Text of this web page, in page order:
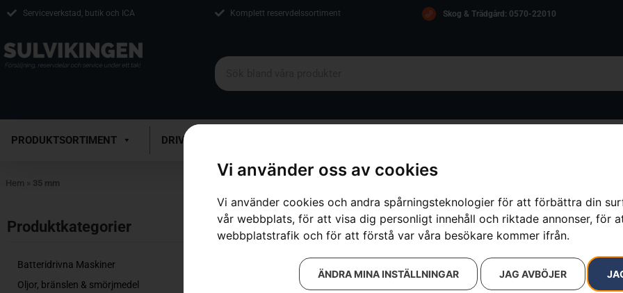
Vi använder oss av cookies
Vi använder cookies och andra spårningsteknologier för att förbättra din
vår webbplats, för att visa dig personligt innehåll och riktade annonser, för
webbplatstrafik och för att förstå var våra besökare kommer ifrån.
JAG AVBÖJER
ÄNDRA MINA INSTÄLLNINGAR
Serviceverkstad, butik och ICA Komplett reservdelssortiment Skog & Trädgård: 0570-22010
PRODUKTSORTIMENT DRIVMEDEL
Hem » 35 mm
Produktkategorier​
Batteridrivna Maskiner
Oljor, bränslen & smörjmedel
Visar alla 2 resultat